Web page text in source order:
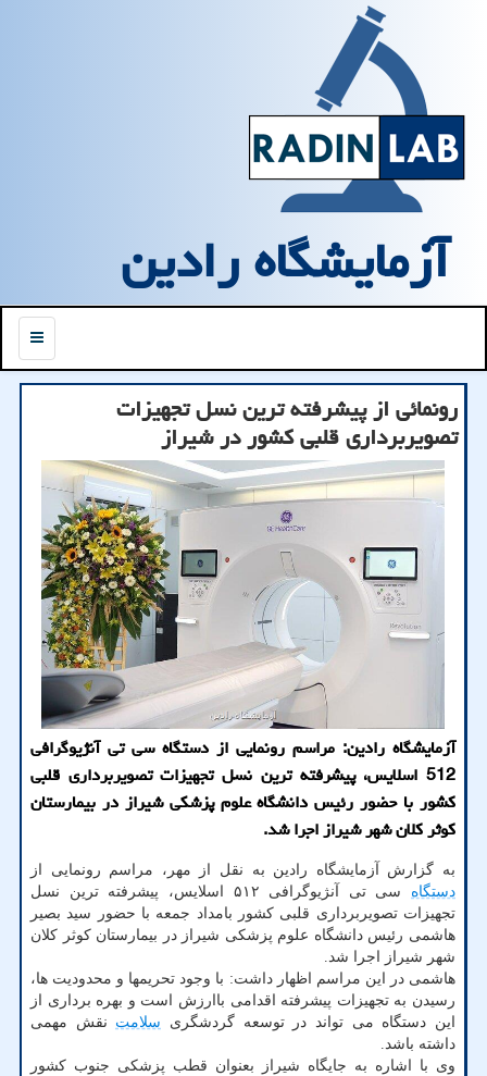
آزمایشگاه رادین
منو
رونمائی از پیشرفته ترین نسل تجهیزات
تصویربرداری قلبی کشور در شیراز
آزمایشگاه رادین: مراسم رونمایی از دستگاه سی تی آنژیوگرافی
512 اسلایس، پیشرفته ترین نسل تجهیزات تصویربرداری قلبی
کشور با حضور رئیس دانشگاه علوم پزشکی شیراز در بیمارستان
کوثر کلان شهر شیراز اجرا شد.
به گزارش آزمایشگاه رادین به نقل از مهر، مراسم رونمایی از
دستگاه
سی تی آنژیوگرافی ۵۱۲ اسلایس، پیشرفته ترین نسل
تجهیزات تصویربرداری قلبی کشور بامداد جمعه با حضور سید بصیر
هاشمی رئیس دانشگاه علوم پزشکی شیراز در بیمارستان کوثر کلان
شهر شیراز اجرا شد.
هاشمی در این مراسم اظهار داشت: با وجود تحریمها و محدودیت ها،
رسیدن به تجهیزات پیشرفته اقدامی باارزش است و بهره برداری از
این دستگاه می تواند در توسعه گردشگری سلامت نقش مهمی
داشته باشد.
وی با اشاره به جایگاه شیراز بعنوان قطب پزشکی جنوب کشور